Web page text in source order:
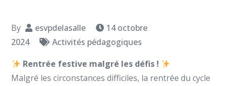
By esvpdelasalle
14 octobre
2024
Activités pédagogiques
Rentrée festive malgré les défis !
Malgré les circonstances difficiles, la rentrée du cycle